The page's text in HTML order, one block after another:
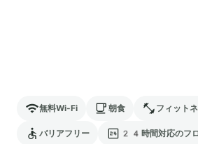
無料Wi-Fi 朝食 フィット
バリアフリー 24時間対応のフ